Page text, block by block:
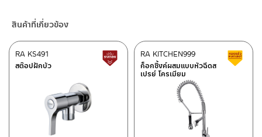
บนตัวสินค้า ซึ่งจะสร้างความเสียหายให้เกิดขึ้นกับผิวของสินค้าได้
ศูนย์บริการและอะไหล่ กรุงเทพฯ
662/61-62 ถนน พระราม3 แขวงบางโพงพาง เขตยานนาวา กรุงเทพฯ
– Shopee
–Lazada
ติดต่อพนักงานขาย / Contact Sales Staff
@charnpaiboon.sales
สินค้าที่เกี่ยวข้อง
สต๊อปฝักบัว
RA KS491 สินค้าปรับราคาลดลง
ก็อกซิ้งค์ผสมแบบหัวฉีดส
เปรย์ โครเมียม
RA KITCHEN999